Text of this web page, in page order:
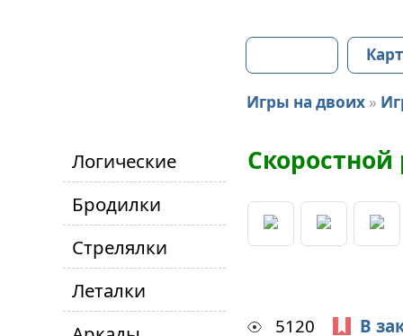
Игры на двоих »
Логические
Бродилки
Стрелялки
Леталки
5120 В